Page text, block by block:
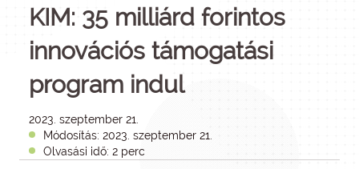
KIM: 35 milliárd forintos
innovációs támogatási
program indul
2023. szeptember 21.
Módosítás: 2023. szeptember 21.
Olvasási idő: 2 perc